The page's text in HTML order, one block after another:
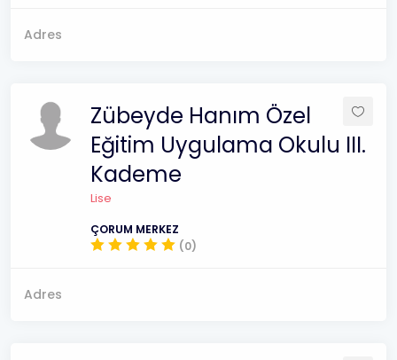
Adres
Zübeyde Hanım Özel
Eğitim Uygulama Okulu III.
Kademe
Lise
ÇORUM MERKEZ
(0)
Adres